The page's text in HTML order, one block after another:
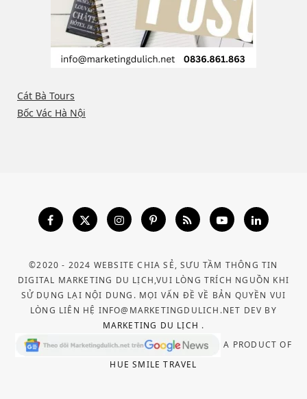
Cát Bà Tours
Bốc Vác Hà Nội
©2020 - 2024 WEBSITE CHIA SẺ, SƯU TẦM THÔNG TIN
DIGITAL MARKETING DU LỊCH,VUI LÒNG TRÍCH NGUỒN KHI
SỬ DỤNG LẠI NỘI DUNG. MỌI VẤN ĐỀ VỀ BẢN QUYỀN VUI
LÒNG LIÊN HỆ INFO@MARKETINGDULICH.NET DEV BY
MARKETING DU LỊCH .
A PRODUCT OF
HUE SMILE TRAVEL